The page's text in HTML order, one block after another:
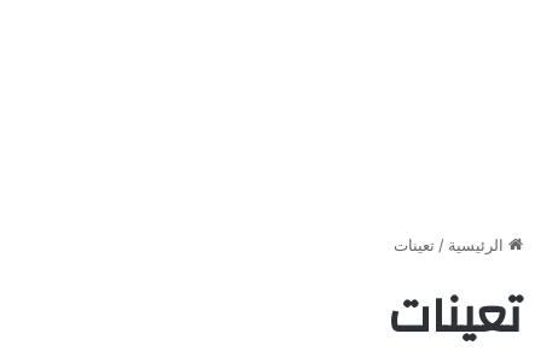
الرئيسية / تعينات
تعينات